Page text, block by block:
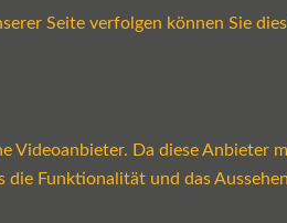
Seite verfolgen können Sie
Da diese Anbieter
die Funktionalität und das